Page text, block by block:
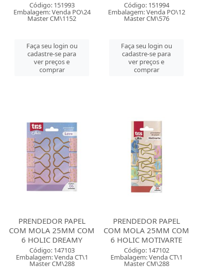
Código: 151993
Embalagem: Venda PO\24
Master CM\1152
Faça seu login ou
cadastre-se para
ver preços e
comprar
Código: 151994
Embalagem: Venda PO\12
Master CM\576
Faça seu login ou
cadastre-se para
ver preços e
comprar
PRENDEDOR PAPEL
COM MOLA 25MM COM
6 HOLIC DREAMY
Código: 147103
Embalagem: Venda CT\1
Master CM\288
PRENDEDOR PAPEL
COM MOLA 25MM COM
6 HOLIC MOTIVARTE
Código: 147102
Embalagem: Venda CT\1
Master CM\288